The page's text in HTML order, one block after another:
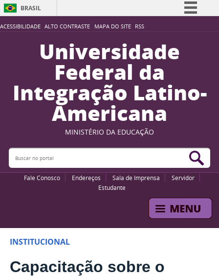
ACESSIBILIDADE ALTO CONTRASTE MAPA DO SITE RSS
BRASIL
Simplifique!
Participe
Acesso à informação
Legislação
Canais
Universidade
Federal da
Integração Latino-
Americana
MINISTÉRIO DA EDUCAÇÃO
Buscar no portal
Fale Conosco Endereços Sala de Imprensa
Servidor
Estudante
INSTITUCIONAL
Capacitação sobre o